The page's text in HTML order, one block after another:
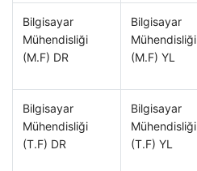
Bilgisayar
Mühendisliği
(M.F) DR
Bilgisayar
Mühendisliği
(M.F) YL
Bilgisayar
Mühendisliği
(T.F) DR
Bilgisayar
Mühendisliği
(T.F) YL